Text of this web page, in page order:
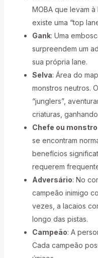
MOBA que levam
existe uma “top
Gank: Uma
surpreendem um
sua própria lane.
Selva: Área do
monstros neutros.
“junglers”,
criaturas,
Chefe ou
se encontram
benefícios
requerem
Adversário: No
campeão inimigo
vezes, a lacaios
longo das pistas.
Campeão: A
Cada campeão